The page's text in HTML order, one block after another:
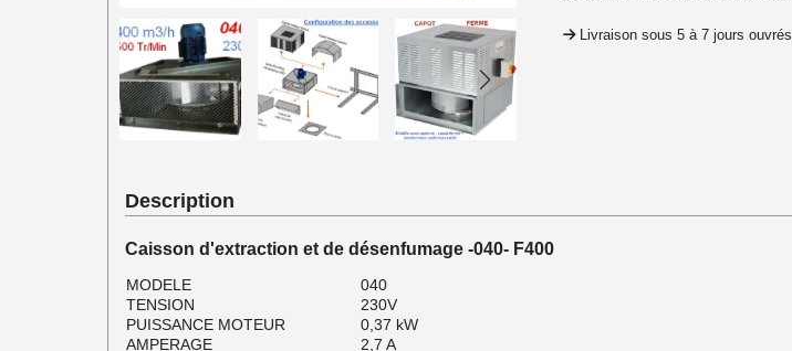
Livraison sous 5 à 7 jours ouvrés
Description
Caisson d'extraction et de désenfumage -040- F400
MODELE
040
TENSION
230V
PUISSANCE MOTEUR
0,37 kW
AMPERAGE
2,7 A